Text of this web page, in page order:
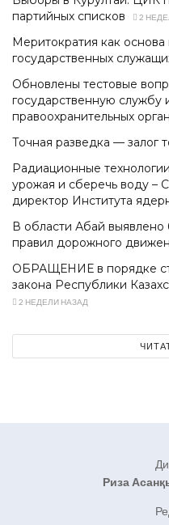
партийных списков
2
Меритократия как
государственных
Обновлены тестовые
государственную службу
правоохранительных
Точная разведка — залог
Радиационные
урожая и сберечь воду –
директор Института
В области Абай
правил дорожного
ОБРАЩЕНИЕ в порядке
закона Республики
2 НЕДЕЛИ НАЗАД
Риза